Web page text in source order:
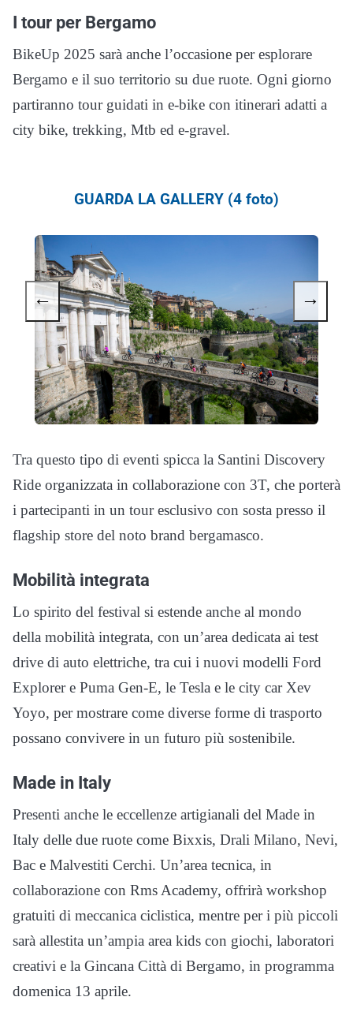
I tour per Bergamo
BikeUp 2025 sarà anche l’occasione per esplorare
Bergamo e il suo territorio su due ruote. Ogni giorno
partiranno tour guidati in e-bike con itinerari adatti a
city bike, trekking, Mtb ed e-gravel.
GUARDA LA GALLERY (4 foto)
← →
Tra questo tipo di eventi spicca la Santini Discovery
Ride organizzata in collaborazione con 3T, che porterà
i partecipanti in un tour esclusivo con sosta presso il
flagship store del noto brand bergamasco.
Mobilità integrata
Lo spirito del festival si estende anche al mondo
della mobilità integrata, con un’area dedicata ai test
drive di auto elettriche, tra cui i nuovi modelli Ford
Explorer e Puma Gen-E, le Tesla e le city car Xev
Yoyo, per mostrare come diverse forme di trasporto
possano convivere in un futuro più sostenibile.
Made in Italy
Presenti anche le eccellenze artigianali del Made in
Italy delle due ruote come Bixxis, Drali Milano, Nevi,
Bac e Malvestiti Cerchi. Un’area tecnica, in
collaborazione con Rms Academy, offrirà workshop
gratuiti di meccanica ciclistica, mentre per i più piccoli
sarà allestita un’ampia area kids con giochi, laboratori
creativi e la Gincana Città di Bergamo, in programma
domenica 13 aprile.